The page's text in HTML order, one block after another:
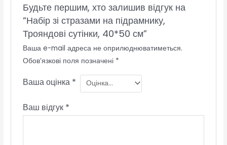
Будьте першим, хто залишив відгук на
“Набір зі стразами на підрамнику,
Трояндові сутінки, 40*50 см”
Ваша e-mail адреса не оприлюднюватиметься.
Обов’язкові поля позначені *
Ваша оцінка *
Ваш відгук *